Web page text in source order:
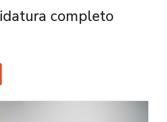
completo